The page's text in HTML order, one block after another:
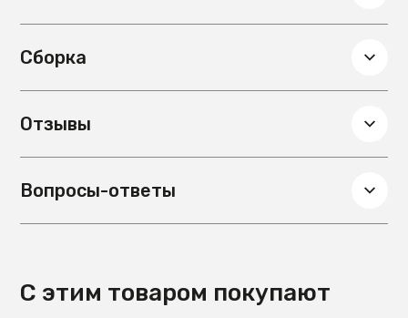
Сборка
Отзывы
Вопросы-ответы
С этим товаром покупают